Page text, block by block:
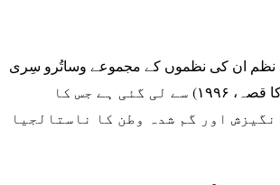
نظم ان کی نظموں کے مجموعے وساتُرو سِری
تک (وساتُرو بادشاہ کا قصہ، ۱۹۹۶) سے لی گئی ہے جس کا
اور گم شدہ وطن کا ناستالجیا